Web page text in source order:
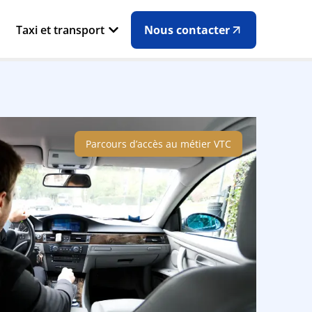
Taxi et transport Nous contacter
Parcours d’accès au métier VTC